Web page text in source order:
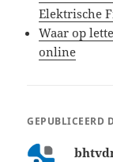
Elektrische
Waar op
online
GEPUBLICEERD